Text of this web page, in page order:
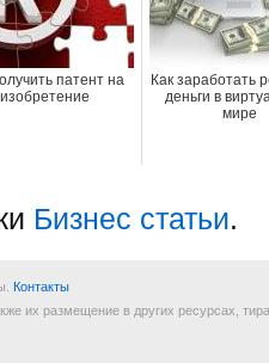
патент на
изобретение
Как заработать
деньги в
мире
Бизнес статьи.
Контакты
их размещение в других ресурсах,